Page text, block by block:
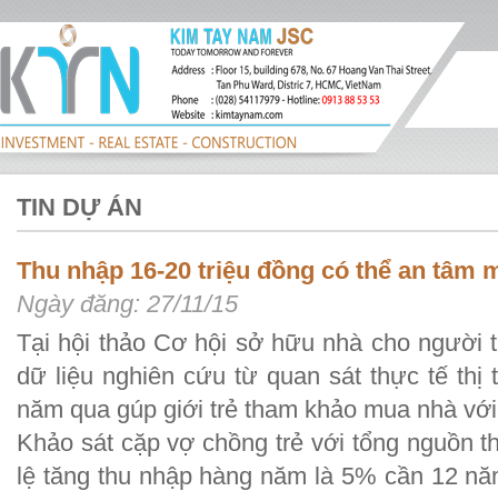
TIN DỰ ÁN
Thu nhập 16-20 triệu đồng có thể an tâm
Ngày đăng: 27/11/15
Tại hội thảo Cơ hội sở hữu nhà cho người
dữ liệu nghiên cứu từ quan sát thực tế thị
năm qua gúp giới trẻ tham khảo mua nhà
Khảo sát cặp vợ chồng trẻ với tổng nguồn
lệ tăng thu nhập hàng năm là 5% cần 12